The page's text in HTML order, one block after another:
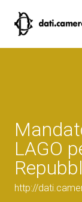
LAGO
http://